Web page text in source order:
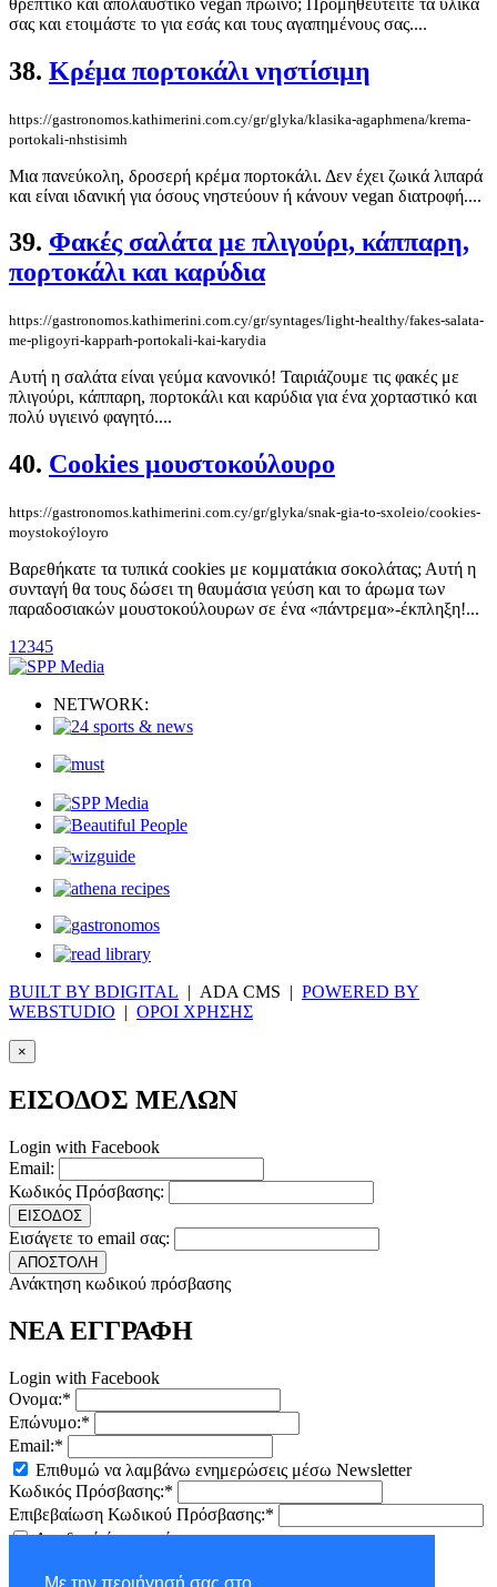
σας και ετοιμάστε το για εσάς και τους αγαπημένους σας....
38. Kρέμα πορτοκάλι νηστίσιμη
https://gastronomos.kathimerini.com.cy/gr/glyka/klasika-agaphmena/krema-
portokali-nhstisimh
Μια πανεύκολη, δροσερή κρέμα πορτοκάλι. Δεν έχει ζωικά λιπαρά
και είναι ιδανική για όσους νηστεύουν ή κάνουν vegan διατροφή....
39. Φακές σαλάτα με πλιγούρι, κάππαρη,
πορτοκάλι και καρύδια
https://gastronomos.kathimerini.com.cy/gr/syntages/light-healthy/fakes-salata-
me-pligoyri-kapparh-portokali-kai-karydia
Αυτή η σαλάτα είναι γεύμα κανονικό! Ταιριάζουμε τις φακές με
πλιγούρι, κάππαρη, πορτοκάλι και καρύδια για ένα χορταστικό και
πολύ υγιεινό φαγητό....
40. Cookies μουστοκούλουρο
https://gastronomos.kathimerini.com.cy/gr/glyka/snak-gia-to-sxoleio/cookies-
moystokoýloyro
Βαρεθήκατε τα τυπικά cookies με κομματάκια σοκολάτας; Αυτή η
συνταγή θα τους δώσει τη θαυμάσια γεύση και το άρωμα των
παραδοσιακών μουστοκούλουρων σε ένα «πάντρεμα»-έκπληξη!...
1 2345
NETWORK:
BUILT BY BDIGITAL | ADA CMS | POWERED BY
WEBSTUDIO | ΟΡΟΙ ΧΡΗΣΗΣ
×
ΕΙΣΟΔΟΣ ΜΕΛΩΝ
Login with Facebook
Email:
Κωδικός Πρόσβασης:
ΕΙΣΟΔΟΣ
Εισάγετε το email σας:
ΑΠΟΣΤΟΛΗ
Ανάκτηση κωδικού πρόσβασης
ΝΕΑ ΕΓΓΡΑΦΗ
Login with Facebook
Ονομα:*
Επώνυμο:*
Email:*
Επιθυμώ να λαμβάνω ενημερώσεις μέσω Newsletter
Κωδικός Πρόσβασης:*
Επιβεβαίωση Κωδικού Πρόσβασης:*
Αποδοχήόρων χρήσης